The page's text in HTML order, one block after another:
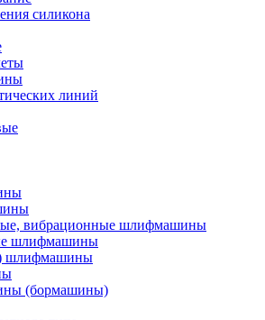
силикона
линий
вибрационные шлифмашины
шлифмашины
шлифмашины
(бормашины)